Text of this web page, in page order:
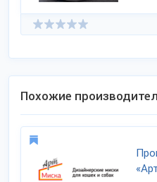
Похожие